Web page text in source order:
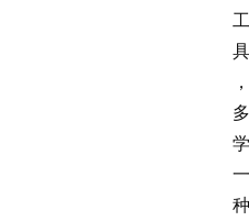
工
具
，
多
学
一
种